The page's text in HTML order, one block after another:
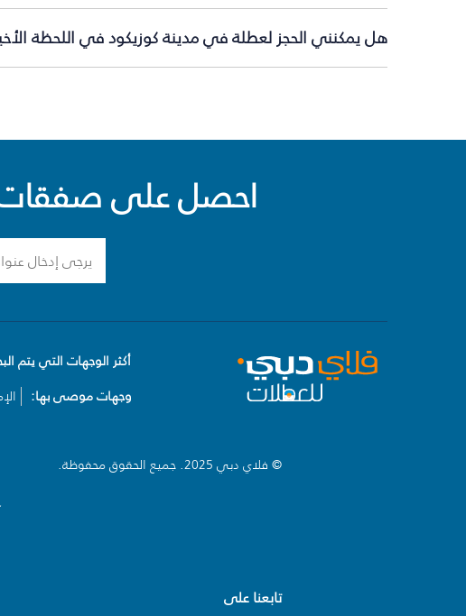
هل يمكنني الحجز لعطلة في مدينة كوزيكود في اللحظة
احصل على صفقات
أكثر الوجهات التي يتم
وجهات موصى بها:
© فلاي دبي 2025. جميع الحقوق محفوظة.
تابعنا على